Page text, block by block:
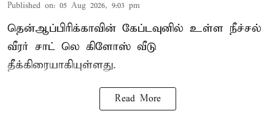
Published on: 05 Aug 2026, 9:03 pm
தென்ஆப்பிரிக்காவின் கேப்டவுனில் உள்ள நீச்சல்
வீரர் சாட் லெ கிளோஸ் வீடு
தீக்கிரையாகியுள்ளது.
Read More